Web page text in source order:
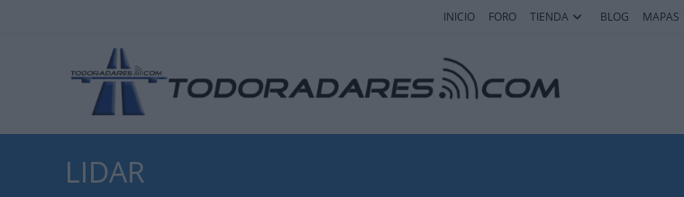
INICIO FORO TIENDA BLOG MAPAS
LIDAR